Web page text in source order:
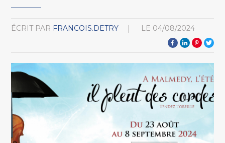
ÉCRIT PAR FRANCOIS.DETRY LE 04/08/2024